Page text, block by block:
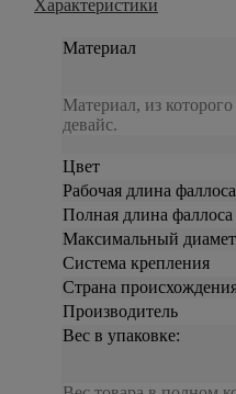
Характеристики
Материал
Материал, из которого
девайс.
Цвет
Рабочая длина фаллоса
Полная длина фаллоса
Максимальный
Система крепления
Страна
Производитель
Вес в упаковке: